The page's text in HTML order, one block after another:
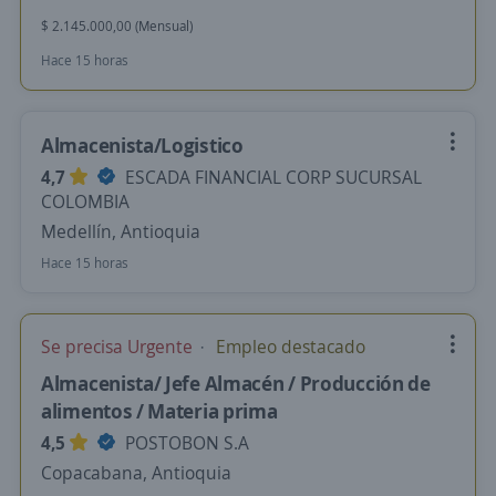
$ 2.145.000,00 (Mensual)
Hace 15 horas
Almacenista/Logistico
4,7
ESCADA FINANCIAL CORP SUCURSAL
COLOMBIA
Medellín, Antioquia
Hace 15 horas
Se precisa Urgente Empleo destacado
Almacenista/ Jefe Almacén / Producción de
alimentos / Materia prima
4,5
POSTOBON S.A
Copacabana, Antioquia